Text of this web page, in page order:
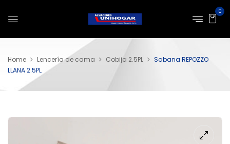
0
Home Lencería de cama Cobija 2.5PL
Sabana REPOZZO
LLANA 2.5PL